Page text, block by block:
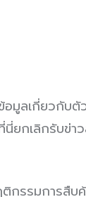
มูลเกี่ยวกับตั
นี่ยกเลิกรับ
กรรมการสืบ